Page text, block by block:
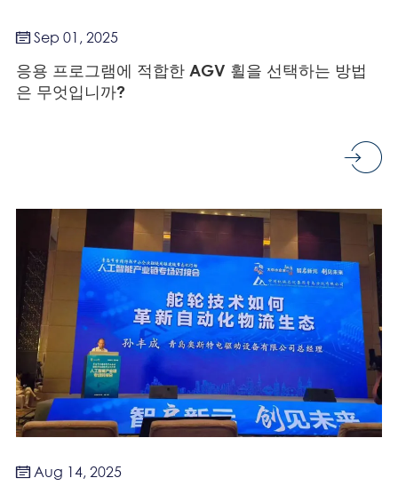
 Sep 01, 2025
응용 프로그램에 적합한 AGV 휠을 선택하는 방법
은 무엇입니까?
 Aug 14, 2025